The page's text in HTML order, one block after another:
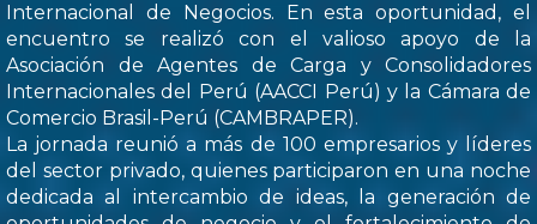
Internacional de Negocios. En esta oportunidad, el
encuentro se realizó con el valioso apoyo de la
Asociación de Agentes de Carga y Consolidadores
Internacionales del Perú (AACCI Perú) y la Cámara de
Comercio Brasil-Perú (CAMBRAPER).
La jornada reunió a más de 100 empresarios y líderes
del sector privado, quienes participaron en una noche
dedicada al intercambio de ideas, la generación de